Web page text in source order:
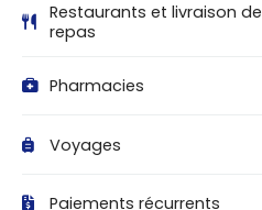
Restaurants et livraison de
repas
Pharmacies
Voyages
Paiements récurrents